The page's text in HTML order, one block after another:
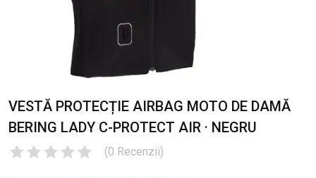
VESTĂ PROTECȚIE AIRBAG MOTO DE DAMĂ
BERING LADY C-PROTECT AIR · NEGRU
(0 Recenzii)